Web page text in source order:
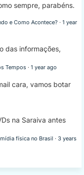
sempre, parabéns.
e Como Acontece? · 1 year
das informações,
Tempos · 1 year ago
cara, vamos botar
na Saraiva antes
física no Brasil · 3 years